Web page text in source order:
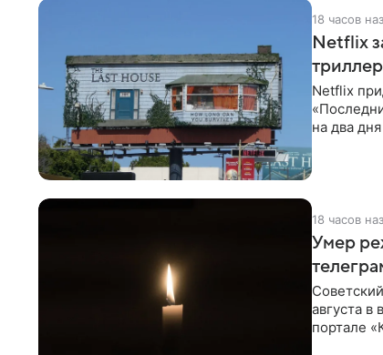
18 часов
Netflix
Netflix
на два
18 часов
Умер
августа в
портале